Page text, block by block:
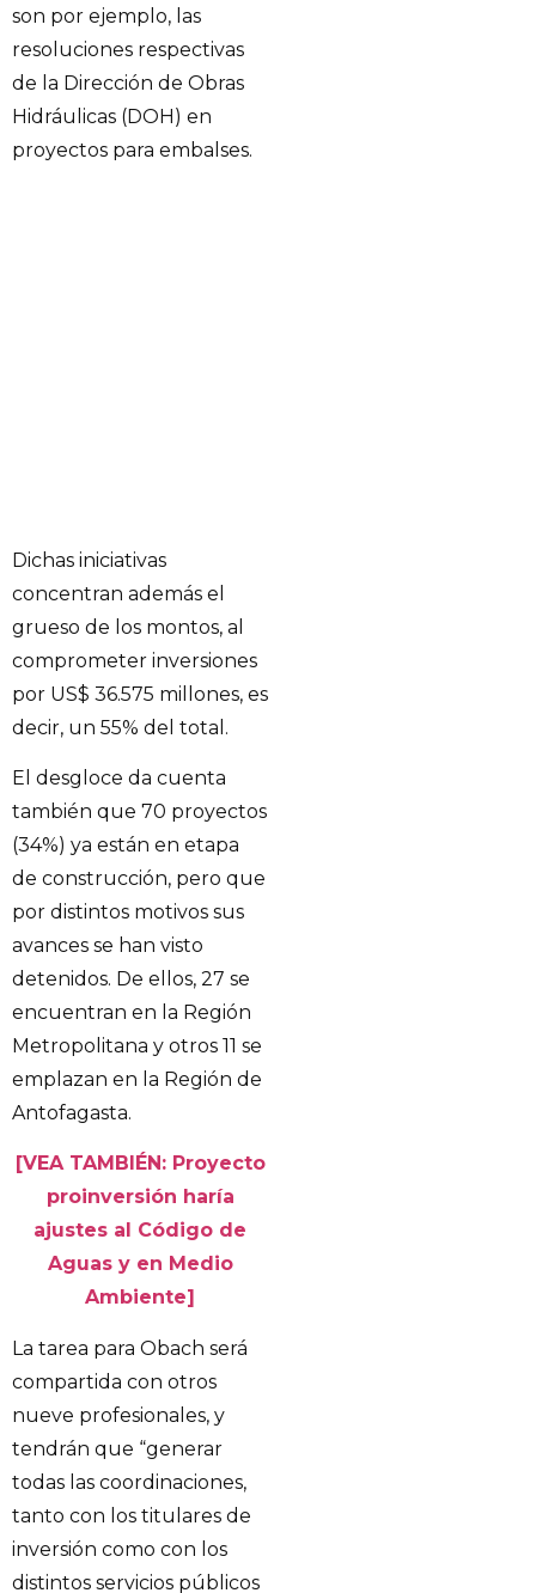
son por ejemplo, las
resoluciones respectivas
de la Dirección de Obras
Hidráulicas (DOH) en
proyectos para embalses.
Dichas iniciativas
concentran además el
grueso de los montos, al
comprometer inversiones
por US$ 36.575 millones, es
decir, un 55% del total.
El desgloce da cuenta
también que 70 proyectos
(34%) ya están en etapa
de construcción, pero que
por distintos motivos sus
avances se han visto
detenidos. De ellos, 27 se
encuentran en la Región
Metropolitana y otros 11 se
emplazan en la Región de
Antofagasta.
[VEA TAMBIÉN: Proyecto
proinversión haría
ajustes al Código de
Aguas y en Medio
Ambiente]
La tarea para Obach será
compartida con otros
nueve profesionales, y
tendrán que “generar
todas las coordinaciones,
tanto con los titulares de
inversión como con los
distintos servicios públicos